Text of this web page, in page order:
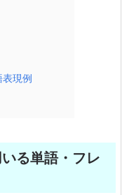
現例
る単語・フレ